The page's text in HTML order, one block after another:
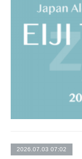
2026.07.03 07:02